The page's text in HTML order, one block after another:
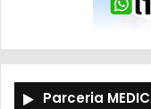
Parceria